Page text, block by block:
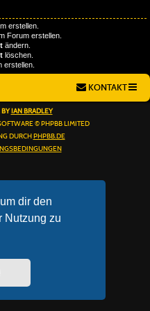
dir den
Nutzung zu
erstellen.
Forum erstellen.
ändern.
löschen.
erstellen.
KONTAKT
BY IAN BRADLEY
© PHPBB LIMITED
DURCH PHPBB.DE